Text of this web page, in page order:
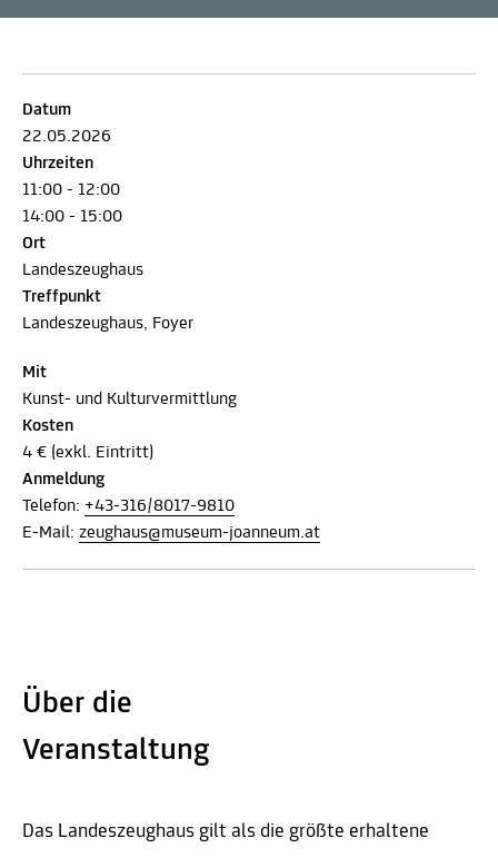
Datum
22.05.2026
Uhrzeiten
11:00 - 12:00
14:00 - 15:00
Ort
Landeszeughaus
Treffpunkt
Landeszeughaus, Foyer
Mit
Kunst- und Kulturvermittlung
Kosten
4 € (exkl. Eintritt)
Anmeldung
Telefon: +43-316/8017-9810
E-Mail: zeughaus@museum-joanneum.at
Über die
Veranstaltung
Das Landeszeughaus gilt als die größte erhaltene